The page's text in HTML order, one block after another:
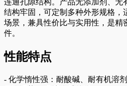
结构牢固，可定制多种外形规格，
场景，兼具性价比与实用性，是精
件。
性能特点
- 化学惰性强：耐酸碱、耐有机溶